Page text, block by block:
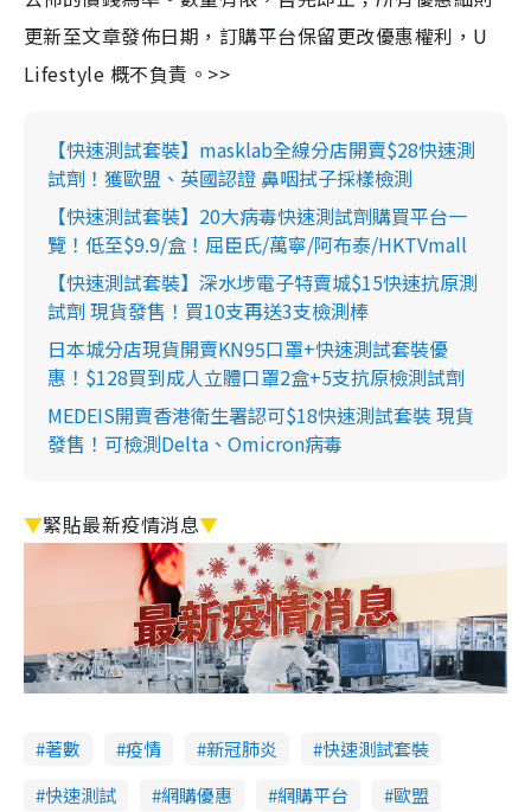
更新至文章發佈日期，訂購平台保留更改優惠權利，U
Lifestyle 概不負責。>>
【快速測試套裝】masklab全線分店開賣$28快速測
試劑！獲歐盟、英國認證 鼻咽拭子採樣檢測
【快速測試套裝】20大病毒快速測試劑購買平台一
覽！低至$9.9/盒！屈臣氏/萬寧/阿布泰/HKTVmall
【快速測試套裝】深水埗電子特賣城$15快速抗原測
試劑 現貨發售！買10支再送3支檢測棒
日本城分店現貨開賣KN95口罩+快速測試套裝優
惠！$128買到成人立體口罩2盒+5支抗原檢測試劑
MEDEIS開賣香港衛生署認可$18快速測試套裝 現貨
發售！可檢測Delta、Omicron病毒
▼緊貼最新疫情消息▼
著數 疫情 新冠肺炎
快速測試套裝
快速測試
網購優惠 網購平台
歐盟